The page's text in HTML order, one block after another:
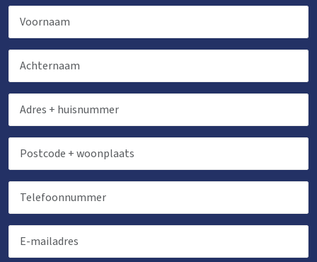
Kinderstoel: 3
Kinderbox